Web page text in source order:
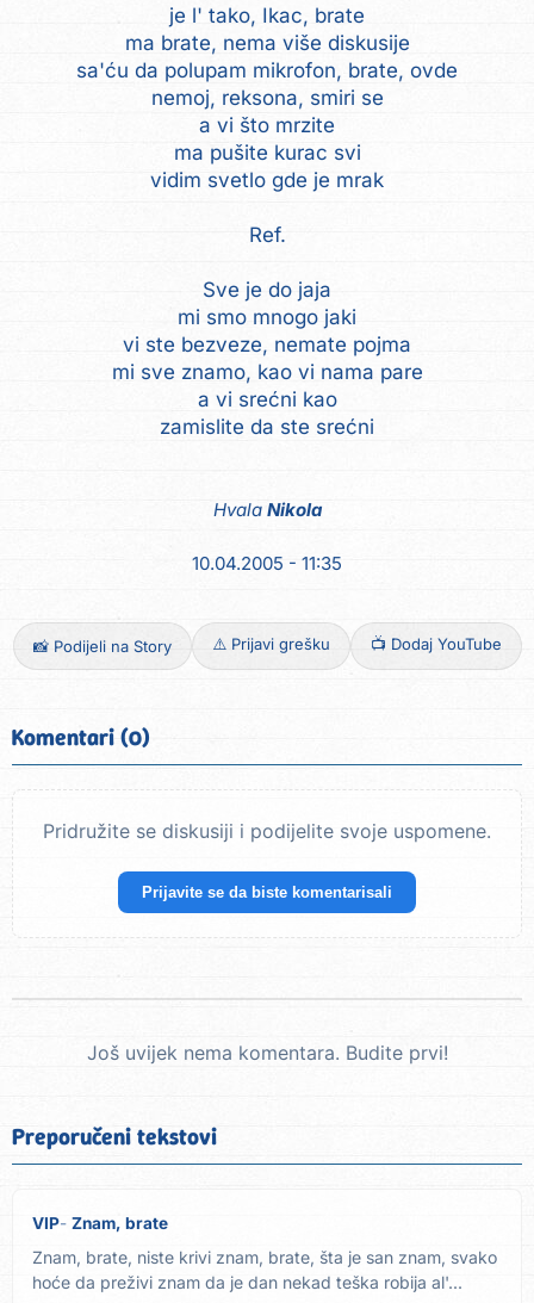
je l' tako, Ikac, brate
ma brate, nema više diskusije
sa'ću da polupam mikrofon, brate, ovde
nemoj, reksona, smiri se
a vi što mrzite
ma pušite kurac svi
vidim svetlo gde je mrak
Ref.
Sve je do jaja
mi smo mnogo jaki
vi ste bezveze, nemate pojma
mi sve znamo, kao vi nama pare
a vi srećni kao
Hvala Nikola
10.04.2005 - 11:35
📸 Podijeli na Story ⚠️ Prijavi grešku 📺 Dodaj YouTube
Komentari (0)
Pridružite se diskusiji i podijelite svoje uspomene.
Prijavite se da biste komentarisali
Još uvijek nema komentara. Budite prvi!
Preporučeni tekstovi
VIP Znam, brate
Znam, brate, niste krivi znam, brate, šta je san znam, svako
hoće da preživi znam da je dan nekad teška robija al'...